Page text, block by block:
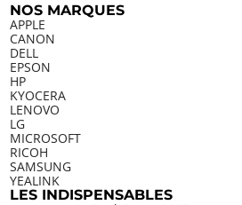
NOS MARQUES
APPLE
CANON
DELL
EPSON
HP
KYOCERA
LENOVO
LG
MICROSOFT
RICOH
SAMSUNG
YEALINK
LES INDISPENSABLES